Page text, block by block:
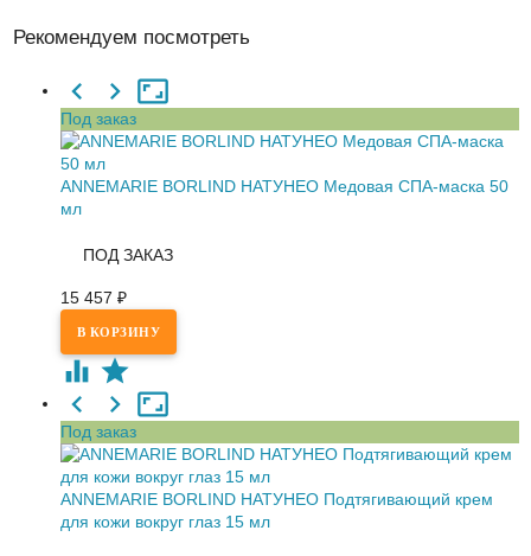
Рекомендуем посмотреть
Под заказ
ANNEMARIE BORLIND НАТУНЕО Медовая СПА-маска 50
мл
ПОД ЗАКАЗ
15 457 ₽
Под заказ
ANNEMARIE BORLIND НАТУНЕО Подтягивающий крем
для кожи вокруг глаз 15 мл